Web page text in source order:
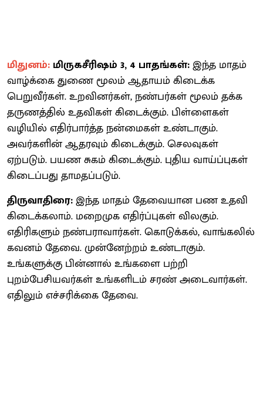
மிதுனம்: மிருகசீரிஷம் 3, 4 பாதங்கள்:இந்த மாதம்
வாழ்க்கை துணை மூலம் ஆதாயம் கிடைக்க
பெறுவீர்கள். உறவினர்கள், நண்பர்கள் மூலம் தக்க
தருணத்தில் உதவிகள் கிடைக்கும். பிள்ளைகள்
வழியில் எதிர்பார்த்த நன்மைகள் உண்டாகும்.
அவர்களின் ஆதரவும் கிடைக்கும். செலவுகள்
ஏற்படும். பயண சுகம் கிடைக்கும். புதிய வாய்ப்புகள்
கிடைப்பது தாமதப்படும்.
திருவாதிரை:இந்த மாதம் தேவையான பண உதவி
கிடைக்கலாம். மறைமுக எதிர்ப்புகள் விலகும்.
எதிரிகளும் நண்பராவார்கள். கொடுக்கல், வாங்கலில்
கவனம் தேவை. முன்னேற்றம் உண்டாகும்.
உங்களுக்கு பின்னால் உங்களை பற்றி
புறம்பேசியவர்கள் உங்களிடம் சரண் அடைவார்கள்.
எதிலும் எச்சரிக்கை தேவை.